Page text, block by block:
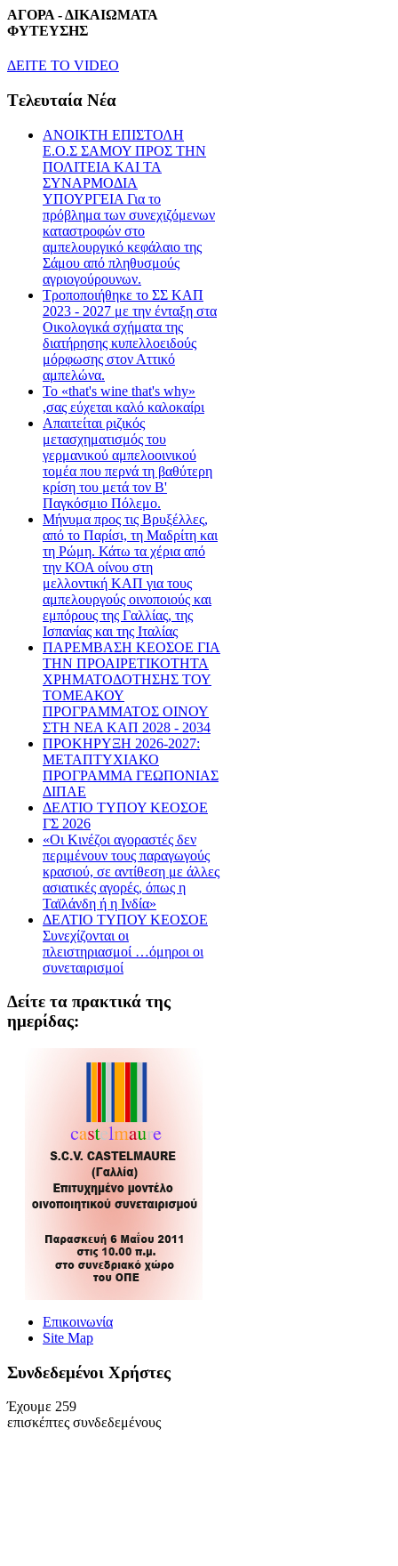
ΑΓΟΡΑ - ΔΙΚΑΙΩΜΑΤΑ
ΦΥΤΕΥΣΗΣ
ΔEITE TO VIDEO
Tελευταία Nέα
ΑΝΟΙΚΤΗ ΕΠΙΣΤΟΛΗ
Ε.Ο.Σ ΣΑΜΟΥ ΠΡΟΣ ΤΗΝ
ΠΟΛΙΤΕΙΑ ΚΑΙ ΤΑ
ΣΥΝΑΡΜΟΔΙΑ
ΥΠΟΥΡΓΕΙΑ Για το
πρόβλημα των συνεχιζόμενων
καταστροφών στο
αμπελουργικό κεφάλαιο της
Σάμου από πληθυσμούς
αγριογούρουνων.
Τροποποιήθηκε το ΣΣ ΚΑΠ
2023 - 2027 με την ένταξη στα
Οικολογικά σχήματα της
διατήρησης κυπελλοειδούς
μόρφωσης στον Αττικό
αμπελώνα.
Το «that's wine that's why»
,σας εύχεται καλό καλοκαίρι
Απαιτείται ριζικός
μετασχηματισμός του
γερμανικού αμπελοοινικού
τομέα που περνά τη βαθύτερη
κρίση του μετά τον Β'
Παγκόσμιο Πόλεμο.
Μήνυμα προς τις Βρυξέλλες,
από το Παρίσι, τη Μαδρίτη και
τη Ρώμη. Κάτω τα χέρια από
την ΚΟΑ οίνου στη
μελλοντική ΚΑΠ για τους
αμπελουργούς οινοποιούς και
εμπόρους της Γαλλίας, της
Ισπανίας και της Ιταλίας
ΠΑΡΕΜΒΑΣΗ ΚΕΟΣΟΕ ΓΙΑ
ΤΗΝ ΠΡΟΑΙΡΕΤΙΚΟΤΗΤΑ
ΧΡΗΜΑΤΟΔΟΤΗΣΗΣ ΤΟΥ
ΤΟΜΕΑΚΟΥ
ΠΡΟΓΡΑΜΜΑΤΟΣ ΟΙΝΟΥ
ΣΤΗ ΝΕΑ ΚΑΠ 2028 - 2034
ΠΡΟΚΗΡΥΞΗ 2026-2027:
ΜΕΤΑΠΤΥΧΙΑΚΟ
ΠΡΟΓΡΑΜΜΑ ΓΕΩΠΟΝΙΑΣ
ΔΙΠΑΕ
ΔΕΛΤΙΟ ΤΥΠΟΥ ΚΕΟΣΟΕ
ΓΣ 2026
«Οι Κινέζοι αγοραστές δεν
περιμένουν τους παραγωγούς
κρασιού, σε αντίθεση με άλλες
ασιατικές αγορές, όπως η
Ταϊλάνδη ή η Ινδία»
ΔΕΛΤΙΟ ΤΥΠΟΥ ΚΕΟΣΟΕ
Συνεχίζονται οι
πλειστηριασμοί …όμηροι οι
συνεταιρισμοί
Δείτε τα πρακτικά της
ημερίδας:
Επικοινωνία
Site Map
Συνδεδεμένοι Xρήστες
Έχουμε 259
επισκέπτες συνδεδεμένους